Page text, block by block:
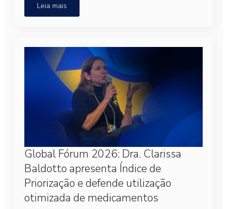
Leia mais
Global Fórum 2026: Dra. Clarissa
Baldotto apresenta Índice de
Priorização e defende utilização
otimizada de medicamentos